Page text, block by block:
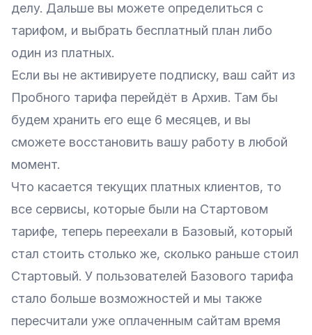
делу. Дальше вы можете определиться с
тарифом, и выбрать бесплатный план либо
один из платных.
Если вы не активируете подписку, ваш сайт из
Пробного тарифа перейдёт в Архив. Там бы
будем хранить его еще 6 месяцев, и вы
сможете восстановить вашу работу в любой
момент.
Что касается текущих платных клиентов, то
все сервисы, которые были на Стартовом
тарифе, теперь переехали в Базовый, который
стал стоить столько же, сколько раньше стоил
Стартовый. У пользователей Базового тарифа
стало больше возможностей и мы также
пересчитали уже оплаченным сайтам время